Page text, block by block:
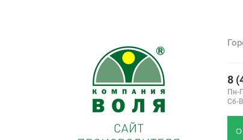
8
Пн-
Сб-
О